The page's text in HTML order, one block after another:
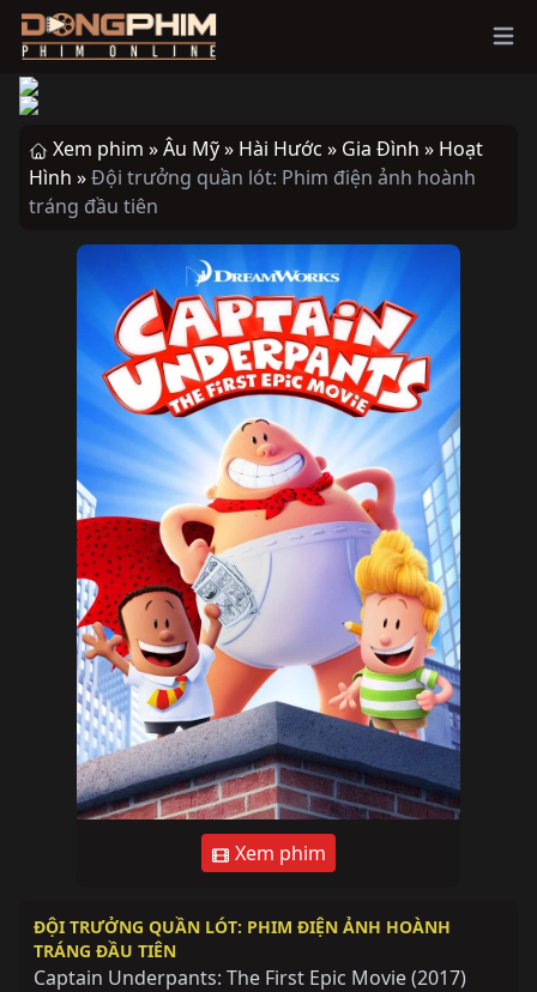
Xem phim »Âu Mỹ » Hài Hước » Gia Đình » Hoạt
Hình »Đội trưởng quần lót: Phim điện ảnh hoành
tráng đầu tiên
Xem phim
ĐỘI TRƯỞNG QUẦN LÓT: PHIM ĐIỆN ẢNH HOÀNH
TRÁNG ĐẦU TIÊN
Captain Underpants: The First Epic Movie(2017)